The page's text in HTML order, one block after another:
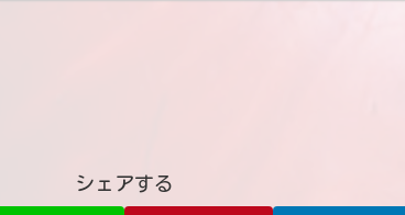
シェアする